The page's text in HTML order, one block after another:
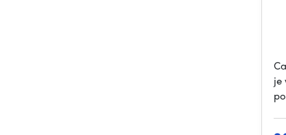
je